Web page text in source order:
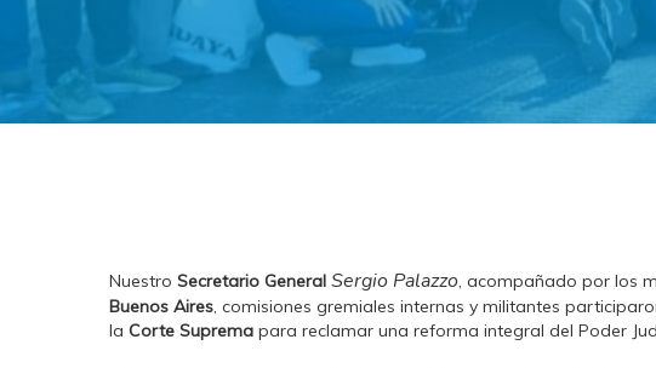
Nuestro Secretario General Sergio Palazzo, acompañado por los
Buenos Aires, comisiones gremiales internas y militantes
la Corte Suprema para reclamar una reforma integral del Poder